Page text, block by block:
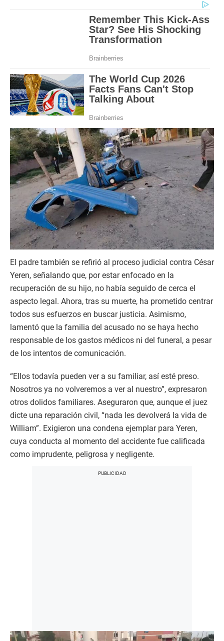
El padre también se refirió al proceso judicial contra César
Yeren, señalando que, por estar enfocado en la
recuperación de su hijo, no había seguido de cerca el
aspecto legal. Ahora, tras su muerte, ha prometido centrar
todos sus esfuerzos en buscar justicia. Asimismo,
lamentó que la familia del acusado no se haya hecho
responsable de los gastos médicos ni del funeral, a pesar
de los intentos de comunicación.
“Ellos todavía pueden ver a su familiar, así esté preso.
Nosotros ya no volveremos a ver al nuestro”, expresaron
otros dolidos familiares. Aseguraron que, aunque el juez
dicte una reparación civil, “nada les devolverá la vida de
William”. Exigieron una condena ejemplar para Yeren,
cuya conducta al momento del accidente fue calificada
como imprudente, peligrosa y negligente.